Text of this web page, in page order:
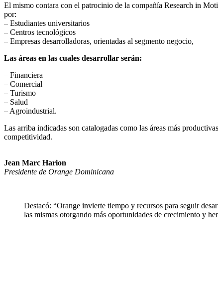
El mismo contara con el patrocinio de la compañía Research in
por:
– Estudiantes universitarios
– Centros tecnológicos
– Empresas desarrolladoras, orientadas al segmento negocio,
Las áreas en las cuales desarrollar serán:
– Financiera
– Comercial
– Turismo
– Salud
– Agroindustrial.
Las arriba indicadas son catalogadas como las áreas más
competitividad.
Jean Marc Harion
Presidente de Orange Dominicana
Destacó: “Orange invierte tiempo y recursos para seguir
las mismas otorgando más oportunidades de crecimiento y